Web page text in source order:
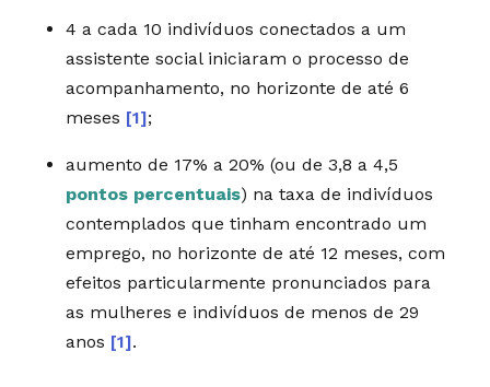
4 a cada 10 indivíduos conectados a um
assistente social iniciaram o processo de
acompanhamento, no horizonte de até 6
meses [1];
aumento de 17% a 20% (ou de 3,8 a 4,5
pontos percentuais) na taxa de indivíduos
contemplados que tinham encontrado um
emprego, no horizonte de até 12 meses, com
efeitos particularmente pronunciados para
as mulheres e indivíduos de menos de 29
anos [1].